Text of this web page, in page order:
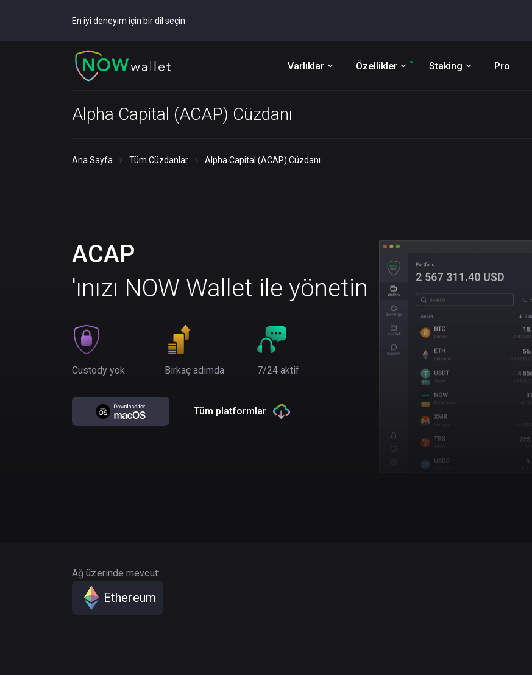
En iyi deneyim için bir dil seçin
Varlıklar Özellikler Staking Pro
Alpha Capital (ACAP) Cüzdanı
Ana Sayfa Tüm Cüzdanlar Alpha Capital (ACAP) Cüzdanı
ACAP
'ınızı NOW Wallet ile yönetin
Custody yok Birkaç adımda 7/24 aktif
Tüm platformlar
Ağ üzerinde mevcut:
Ethereum